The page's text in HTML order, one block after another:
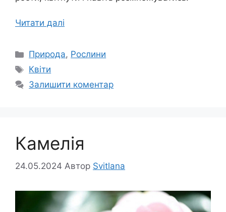
Читати далі
Категорії
Природа, Рослини
Позначки
Квіти
Залишити коментар
Камелія
24.05.2024 Автор Svitlana